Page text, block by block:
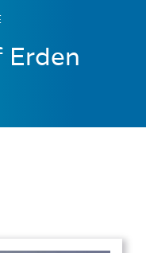
Erden